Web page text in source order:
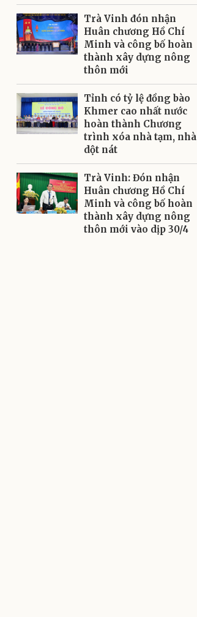
Trà Vinh đón nhận
Huân chương Hồ Chí
Minh và công bố hoàn
thành xây dựng nông
thôn mới
Tỉnh có tỷ lệ đồng bào
Khmer cao nhất nước
hoàn thành Chương
trình xóa nhà tạm, nhà
dột nát
Trà Vinh: Đón nhận
Huân chương Hồ Chí
Minh và công bố hoàn
thành xây dựng nông
thôn mới vào dịp 30/4